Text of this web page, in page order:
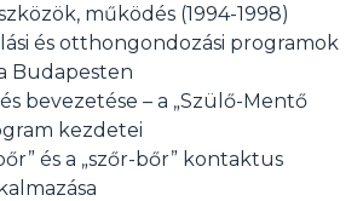
működés (1994-1998)
és otthongondozási programok
Budapesten
bevezetése – a „Szülő-Mentő
kezdetei
és a „szőr-bőr” kontaktus